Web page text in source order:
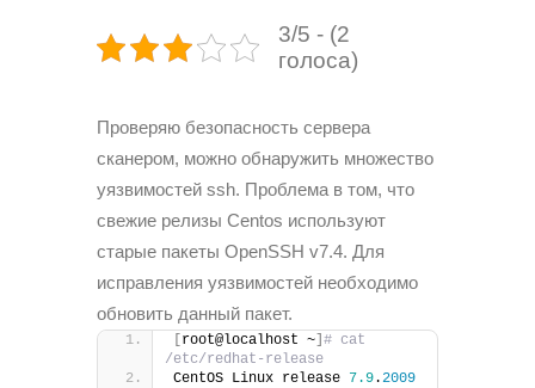
3/5 - (2
голоса)
Проверяю безопасность сервера
сканером, можно обнаружить множество
уязвимостей ssh. Проблема в том, что
свежие релизы Centos используют
старые пакеты OpenSSH v7.4. Для
исправления уязвимостей необходимо
обновить данный пакет.
root@localhost ~ # cat
/etc/redhat-release
CentOS Linux release 7.9.2009